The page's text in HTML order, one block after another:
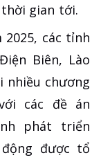
gian tới.
các tỉnh
Biên, Lào
nhiều chương
các đề án
phát triển
được tổ